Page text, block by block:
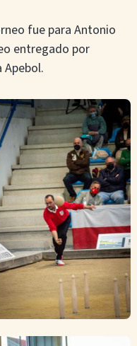
fue para Antonio
entregado por
Apebol.